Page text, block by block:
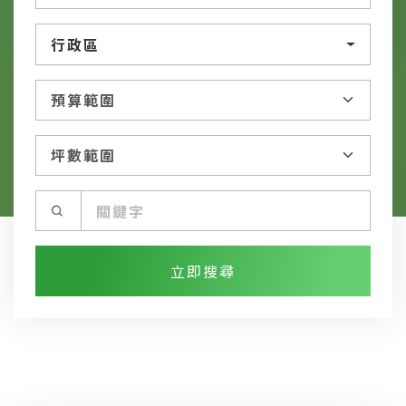
行政區
立即搜尋